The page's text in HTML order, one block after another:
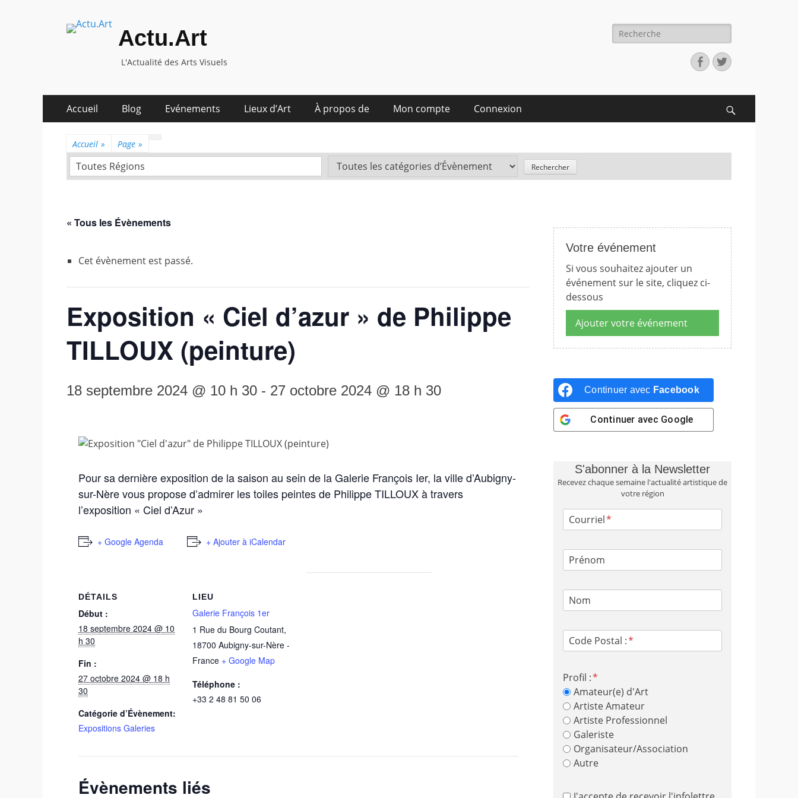
Actu.Art
L'Actualité des Arts Visuels
Recherche
pour:
Facebook
Twitter
Premier
menu
Accueil Blog Evénements Lieux d’Art À propos de Mon compte Connexion
Accueil » Page »
Toutes Régions
« Tous les Évènements
Cet évènement est passé.
Exposition « Ciel d’azur » de Philippe
TILLOUX (peinture)
18 septembre 2024 @ 10 h 30 - 27 octobre 2024 @ 18 h 30
Pour sa dernière exposition de la saison au sein de la Galerie François Ier, la ville d’Aubigny-
sur-Nère vous propose d’admirer les toiles peintes de Philippe TILLOUX à travers
l’exposition « Ciel d’Azur »
+ Google Agenda + Ajouter à iCalendar
DÉTAILS
Début :
18 septembre 2024 @ 10
h 30
Fin :
27 octobre 2024 @ 18 h
30
Catégorie d’Évènement:
Expositions Galeries
LIEU
Galerie François 1er
1 Rue du Bourg Coutant,
18700 Aubigny-sur-Nère -
France + Google Map
Téléphone :
+33 2 48 81 50 06
Évènements liés
Votre événement
Si vous souhaitez ajouter un
événement sur le site, cliquez ci-
dessous
Ajouter votre événement
Continuer avec Facebook
Continuer avec Google
S'abonner à la Newsletter
Recevez chaque semaine l'actualité artistique de
votre région
Courriel
Prénom
Nom
Code Postal :
Profil :
Amateur(e) d'Art
Artiste Amateur
Artiste Professionnel
Galeriste
Organisateur/Association
Autre